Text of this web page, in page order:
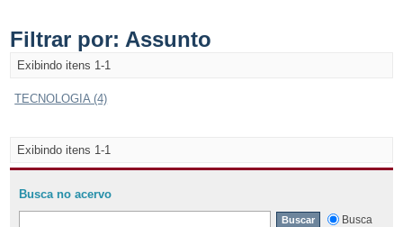
Filtrar por: Assunto
Exibindo itens 1-1
TECNOLOGIA (4)
Exibindo itens 1-1
Busca no acervo
Busca